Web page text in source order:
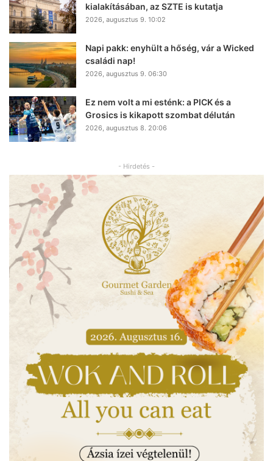
kialakításában, az SZTE is kutatja
2026, augusztus 9. 10:02
Napi pakk: enyhült a hőség, vár a Wicked
családi nap!
2026, augusztus 9. 06:30
Ez nem volt a mi esténk: a PICK és a
Grosics is kikapott szombat délután
2026, augusztus 8. 20:06
- Hirdetés -